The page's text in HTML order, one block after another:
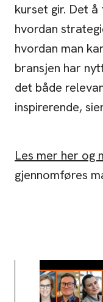
kurset gir. Det
hvordan
hvordan man
bransjen har
det både
inspirerende,
Les mer her og
gjennomføres